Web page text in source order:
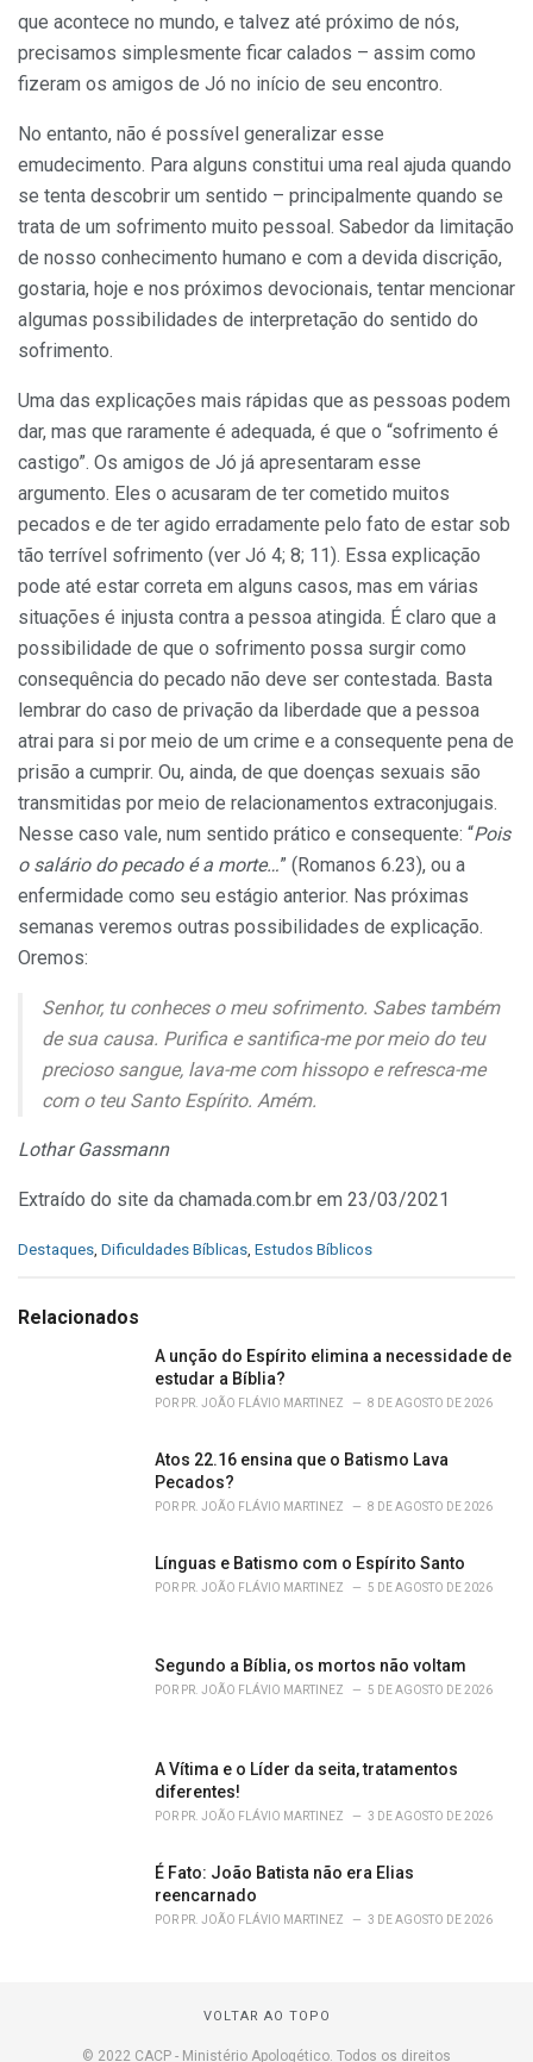
que acontece no mundo, e talvez até próximo de nós,
precisamos simplesmente ficar calados – assim como
fizeram os amigos de Jó no início de seu encontro.
No entanto, não é possível generalizar esse
emudecimento. Para alguns constitui uma real ajuda quando
se tenta descobrir um sentido – principalmente quando se
trata de um sofrimento muito pessoal. Sabedor da limitação
de nosso conhecimento humano e com a devida discrição,
gostaria, hoje e nos próximos devocionais, tentar mencionar
algumas possibilidades de interpretação do sentido do
sofrimento.
Uma das explicações mais rápidas que as pessoas podem
dar, mas que raramente é adequada, é que o “sofrimento é
castigo”. Os amigos de Jó já apresentaram esse
argumento. Eles o acusaram de ter cometido muitos
pecados e de ter agido erradamente pelo fato de estar sob
tão terrível sofrimento (ver Jó 4; 8; 11). Essa explicação
pode até estar correta em alguns casos, mas em várias
situações é injusta contra a pessoa atingida. É claro que a
possibilidade de que o sofrimento possa surgir como
consequência do pecado não deve ser contestada. Basta
lembrar do caso de privação da liberdade que a pessoa
atrai para si por meio de um crime e a consequente pena de
prisão a cumprir. Ou, ainda, de que doenças sexuais são
transmitidas por meio de relacionamentos extraconjugais.
Nesse caso vale, num sentido prático e consequente: “Pois
o salário do pecado é a morte…” (Romanos 6.23), ou a
enfermidade como seu estágio anterior. Nas próximas
semanas veremos outras possibilidades de explicação.
Oremos:
Senhor, tu conheces o meu sofrimento. Sabes também
de sua causa. Purifica e santifica-me por meio do teu
precioso sangue, lava-me com hissopo e refresca-me
com o teu Santo Espírito. Amém.
Lothar Gassmann
Extraído do site da chamada.com.br em 23/03/2021
C
e
Destaques Dificuldades Bíblicas Estudos Bíblicos
Relacionados
A unção do Espírito elimina a necessidade de
estudar a Bíblia?
POR PR. JOÃO FLÁVIO MARTINEZ 8 DE AGOSTO DE 2026
Atos 22.16 ensina que o Batismo Lava
Pecados?
POR PR. JOÃO FLÁVIO MARTINEZ 8 DE AGOSTO DE 2026
Línguas e Batismo com o Espírito Santo
POR PR. JOÃO FLÁVIO MARTINEZ 5 DE AGOSTO DE 2026
Segundo a Bíblia, os mortos não voltam
POR PR. JOÃO FLÁVIO MARTINEZ 5 DE AGOSTO DE 2026
A Vítima e o Líder da seita, tratamentos
diferentes!
POR PR. JOÃO FLÁVIO MARTINEZ 3 DE AGOSTO DE 2026
É Fato: João Batista não era Elias
reencarnado
POR PR. JOÃO FLÁVIO MARTINEZ 3 DE AGOSTO DE 2026
VOLTAR AO TOPO
© 2022 CACP - Ministério Apologético. Todos os direitos